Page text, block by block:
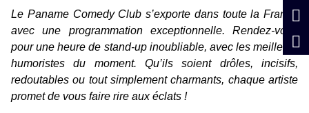
Le Paname Comedy Club s’exporte dans toute la France
avec une programmation exceptionnelle. Rendez-vous
pour une heure de stand-up inoubliable, avec les meilleurs
humoristes du moment. Qu’ils soient drôles, incisifs,
redoutables ou tout simplement charmants, chaque artiste
promet de vous faire rire aux éclats !